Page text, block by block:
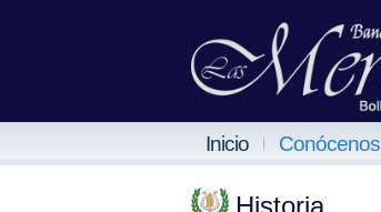
Inicio Conócenos
Historia